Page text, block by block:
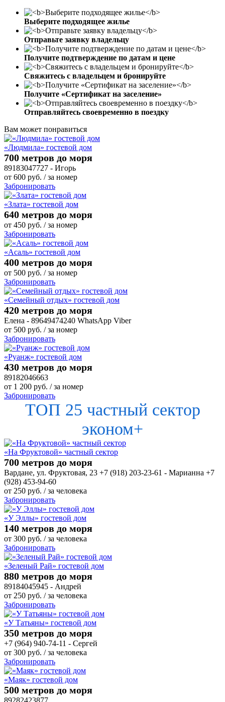
Выберите подходящее жилье
Отправьте заявку владельцу
Получите подтверждение по датам и цене
Свяжитесь с владельцем и бронируйте
Получите «Сертификат на заселение»
Отправляйтесь своевременно в поездку
Вам может понравиться
«Людмила» гостевой дом
700 метров до моря
89183047727 - Игорь
от 600 руб. / за номер
Забронировать
«Злата» гостевой дом
640 метров до моря
от 450 руб. / за номер
Забронировать
«Асаль» гостевой дом
400 метров до моря
от 500 руб. / за номер
Забронировать
«Семейный отдых» гостевой дом
420 метров до моря
Елена - 89649474240 WhatsApp Viber
от 500 руб. / за номер
Забронировать
«Руанж» гостевой дом
430 метров до моря
89182046663
от 1 200 руб. / за номер
Забронировать
ТОП 25 частный сектор
эконом+
«На Фруктовой» частный сектор
700 метров до моря
Вардане, ул. Фруктовая, 23 +7 (918) 203-23-61 - Марианна +7
(928) 453-94-60
от 250 руб. / за человека
Забронировать
«У Эллы» гостевой дом
140 метров до моря
от 300 руб. / за человека
Забронировать
«Зеленый Рай» гостевой дом
880 метров до моря
89184045945 - Андрей
от 250 руб. / за человека
Забронировать
«У Татьяны» гостевой дом
350 метров до моря
+7 (964) 940-74-11 - Сергей
от 300 руб. / за человека
Забронировать
«Маяк» гостевой дом
500 метров до моря
89282423877